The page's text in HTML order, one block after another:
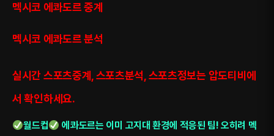
멕시코 에콰도르 중계
멕시코 에콰도르 분석
실시간 스포츠중계, 스포츠분석, 스포츠정보는 압도티비에
서 확인하세요.
월드컵
에콰도르는 이미 고지대 환경에 적응된 팀! 오히려 멕